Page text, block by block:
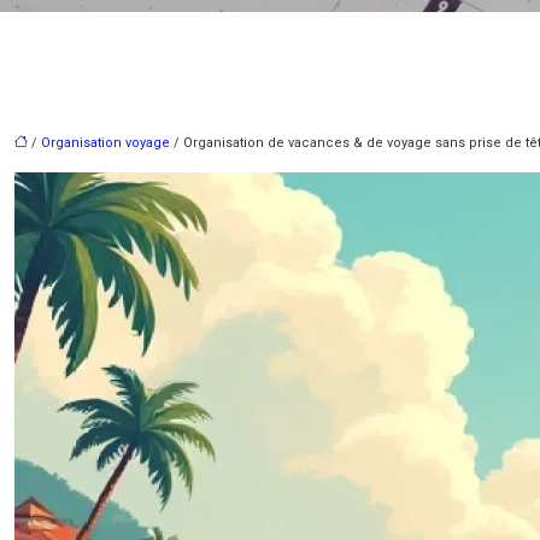
/ Organisation voyage / Organisation de vacances & de voyage sans prise de